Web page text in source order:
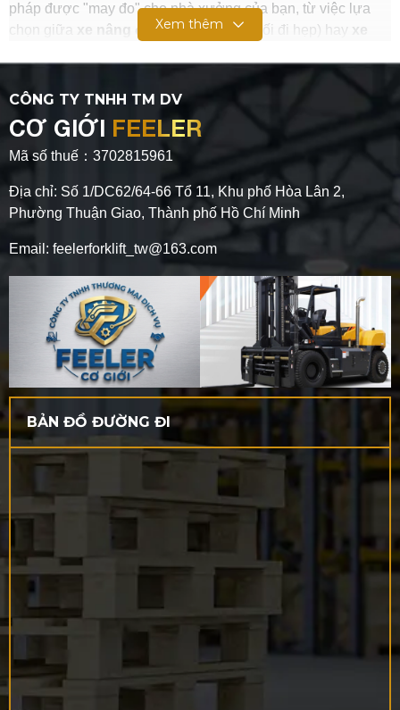
pháp được "may đo" cho nhà xưởng của bạn, từ việc lựa
chọn giữa xe nâng điện đứng lái (cho lối đi hẹp) hay xe
ắc quy (Lithium vs. Axit-chì) để tối đa hóa lợi nhuận.
Bài viết này sẽ là một hướng dẫn toàn diện, minh bạch về
giá xe nâng điệnvà giúp bạn đưa ra quyết định đầu tư
chính xác nhất.
Tại sao xe nâng điện là xu hướng đầu tư tất
yếu của tương lai?
ban đầu của xe nâng điện. Tuy nhiên, nếu nhìn vào tổng chi
phí sở hữu (Total Cost of Ownership - TCO) trong 5 năm, xe
nâng điện lại là lựa chọn kinh tế hơn hẳn.
1. Tiết kiệm chi phí vận hành "khủng"
Nhiên liệu:
Chi phí sạc điện luôn rẻ hơn rất nhiều so
với chi phí đổ dầu diesel hoặc gas. Đặc biệt với các
Xem thêm
CÔNG TY TNHH TM DV
CƠ GIỚI FEELER
Mã số thuế：3702815961
Địa chỉ: Số 1/DC62/64-66 Tổ 11, Khu phố Hòa Lân 2,
Phường Thuận Giao, Thành phố Hồ Chí Minh
Email: feelerforklift_tw@163.com
BẢN ĐỒ ĐƯỜNG ĐI